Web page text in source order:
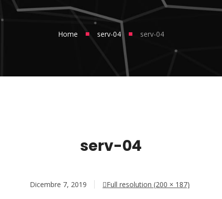
Home ■ serv-04 ■ serv-04
serv-04
Dicembre 7, 2019 Full resolution (200 × 187)